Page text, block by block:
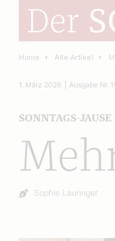
Home Alle Artikel
SONNTAGS-JAUSE
1. März 2026 Ausgabe Nr.
Autor:
Sophie Lauringer